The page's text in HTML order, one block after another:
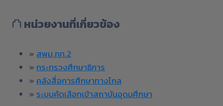
⛫ หน่วยงานที่เกี่ยวข้อง
» สพม.กท.2
»กระทรวงศึกษาธิการ
» คลังสื่อการศึกษาทางไกล
» ระบบคัดเลือกเข้าสถาบันอุดมศึกษา